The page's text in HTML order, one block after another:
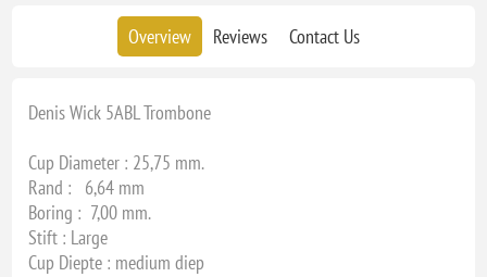
Overview Reviews Contact Us
Denis Wick 5ABL Trombone
Cup Diameter : 25,75 mm.
Rand : 6,64 mm
Boring : 7,00 mm.
Stift : Large
Cup Diepte : medium diep